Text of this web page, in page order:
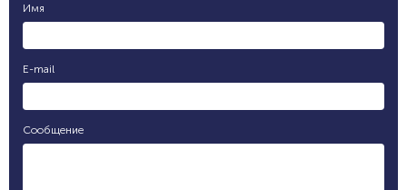
Имя
E-mail
Сообщение